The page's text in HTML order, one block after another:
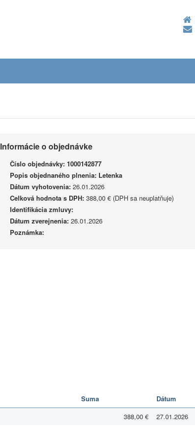
Informácie o objednávke
Číslo objednávky: 1000142877
Popis objednaného plnenia: Letenka
Dátum vyhotovenia:26.01.2026
Celková hodnota s DPH:388,00 € (DPH sa neuplatňuje)
Identifikácia zmluvy:
Dátum zverejnenia:26.01.2026
Poznámka:
Suma Dátum
388,00 € 27.01.2026